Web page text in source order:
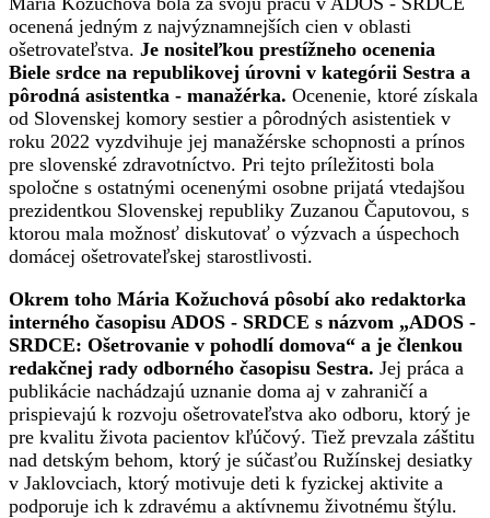
ocenená jedným z najvýznamnejších cien v oblasti
ošetrovateľstva. Je nositeľkou prestížneho ocenenia
Biele srdce na republikovej úrovni v kategórii Sestra a
pôrodná asistentka - manažérka. Ocenenie, ktoré získala
od Slovenskej komory sestier a pôrodných asistentiek v
roku 2022 vyzdvihuje jej manažérske schopnosti a prínos
pre slovenské zdravotníctvo. Pri tejto príležitosti bola
spoločne s ostatnými ocenenými osobne prijatá vtedajšou
prezidentkou Slovenskej republiky Zuzanou Čaputovou, s
ktorou mala možnosť diskutovať o výzvach a úspechoch
domácej ošetrovateľskej starostlivosti.
Okrem toho Mária Kožuchová pôsobí ako redaktorka
interného časopisu ADOS - SRDCE s názvom „ADOS -
SRDCE: Ošetrovanie v pohodlí domova“ a je členkou
redakčnej rady odborného časopisu Sestra. Jej práca a
publikácie nachádzajú uznanie doma aj v zahraničí a
prispievajú k rozvoju ošetrovateľstva ako odboru, ktorý je
pre kvalitu života pacientov kľúčový. Tiež prevzala záštitu
nad detským behom, ktorý je súčasťou Ružínskej desiatky
v Jaklovciach, ktorý motivuje deti k fyzickej aktivite a
podporuje ich k zdravému a aktívnemu životnému štýlu.